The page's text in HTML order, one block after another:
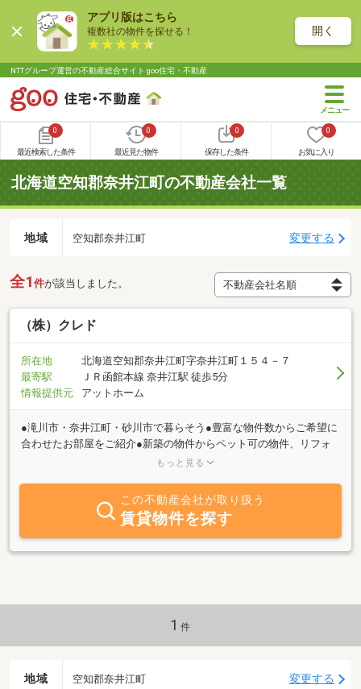
アプリ版はこちら
複数社の物件を探せる！ 開く
NTTグループ運営の不動産総合サイト goo住宅・不動産
0
最近検索した条件
0
最近見た物件
0
保存した条件
0
お気に入り
北海道空知郡奈井江町の不動産会社一覧
地域 空知郡奈井江町 変更する
全1 件が該当しました。
（株）クレド
所在地
北海道空知郡奈井江町字奈井江町１５４－７
最寄駅
ＪＲ函館本線 奈井江駅 徒歩5分
情報提供元
アットホーム
●滝川市・奈井江町・砂川市で暮らそう●豊富な物件数からご希望に
合わせたお部屋をご紹介●新築の物件からペット可の物件、リフォ
ーム物件、お手頃価格の物件まで あなたのライフスタイルにぴっ
す！住む場所を変えるというのは、人生において大きなイベントで
す！お客様のお引越しを「クレド」は全力で応援・サポートいたし
ます。新生活に向けての課題を一歩ずつ乗り越えていきましょう。
もっと見る
この不動産会社が取り扱う
賃貸物件を探す
1 件
地域 空知郡奈井江町 変更する